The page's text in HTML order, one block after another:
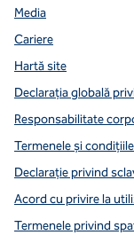
Media
Cariere
Hartă site
Declarația globală
Responsabilitate
Termenele și
Declarație privind
Acord cu privire la
Termenele privind